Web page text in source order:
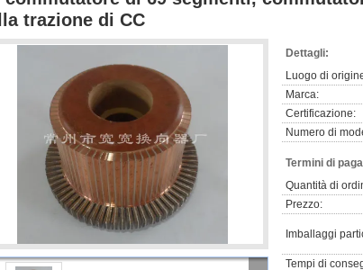
trazione di CC
Dettagli:
Luogo di
Marca:
Certificazione:
Numero di
Termini di
Quantità di
Prezzo:
Imballaggi
Tempi di